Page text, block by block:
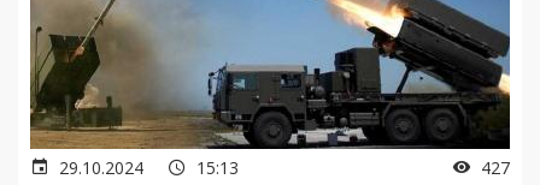
29.10.2024 15:13 427